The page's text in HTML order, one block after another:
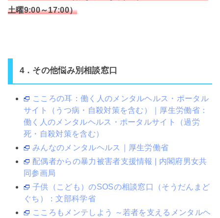
土曜9:00～17:00）
4．その他悩み別相談窓口
こころの耳：働く人のメンタルヘルス・ポータル
サイト（うつ病・自殺対策を含む）｜厚生労働省：
働く人のメンタルヘルス・ポータルサイト（過労
死・自殺対策を含む）
みんなのメンタルヘルス｜厚生労働省
配偶者からの暴力被害者支援情報 | 内閣府男女共
同参画局
子供（こども）のSOSの相談窓口（そうだんまど
ぐち）：文部科学省
こころもメンテしよう ～若者を支えるメンタルヘ